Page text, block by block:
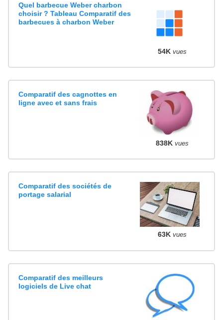
Quel barbecue Weber charbon
choisir ? Tableau Comparatif des
barbecues à charbon Weber
54K vues
Comparatif des cagnottes en
ligne avec et sans frais
838K vues
Comparatif des sociétés de
portage salarial
63K vues
Comparatif des meilleurs
logiciels de Live chat